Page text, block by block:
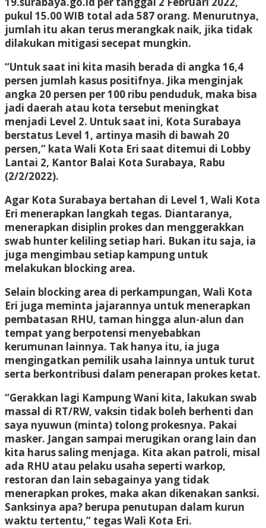
pukul 15.00 WIB total ada 587 orang. Menurutnya,
jumlah itu akan terus merangkak naik, jika tidak
dilakukan mitigasi secepat mungkin.
“Untuk saat ini kita masih berada di angka 16,4
persen jumlah kasus positifnya. Jika menginjak
angka 20 persen per 100 ribu penduduk, maka bisa
jadi daerah atau kota tersebut meningkat
menjadi Level 2. Untuk saat ini, Kota Surabaya
berstatus Level 1, artinya masih di bawah 20
persen,” kata Wali Kota Eri saat ditemui di Lobby
Lantai 2, Kantor Balai Kota Surabaya, Rabu
(2/2/2022).
Agar Kota Surabaya bertahan di Level 1, Wali Kota
Eri menerapkan langkah tegas. Diantaranya,
menerapkan disiplin prokes dan menggerakkan
swab hunter keliling setiap hari. Bukan itu saja, ia
juga mengimbau setiap kampung untuk
melakukan blocking area.
Selain blocking area di perkampungan, Wali Kota
Eri juga meminta jajarannya untuk menerapkan
pembatasan RHU, taman hingga alun-alun dan
tempat yang berpotensi menyebabkan
kerumunan lainnya. Tak hanya itu, ia juga
mengingatkan pemilik usaha lainnya untuk turut
serta berkontribusi dalam penerapan prokes ketat.
“Gerakkan lagi Kampung Wani kita, lakukan swab
massal di RT/RW, vaksin tidak boleh berhenti dan
saya nyuwun (minta) tolong prokesnya. Pakai
masker. Jangan sampai merugikan orang lain dan
kita harus saling menjaga. Kita akan patroli, misal
ada RHU atau pelaku usaha seperti warkop,
restoran dan lain sebagainya yang tidak
menerapkan prokes, maka akan dikenakan sanksi.
Sanksinya apa? berupa penutupan dalam kurun
waktu tertentu,” tegas Wali Kota Eri.